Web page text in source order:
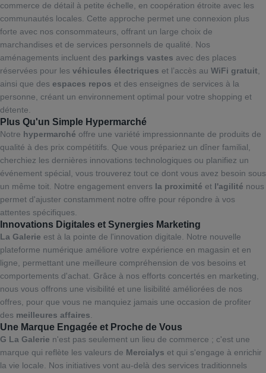
commerce de détail à petite échelle, en coopération étroite avec les
communautés locales. Cette approche permet une connexion plus
forte avec nos consommateurs, offrant un large choix de
marchandises et de services personnels de qualité. Nos
aménagements incluent des parkings vastes avec des places
réservées pour les véhicules électriques et l’accès au WiFi gratuit
ainsi que des espaces repos et des enseignes de services à la
personne, créant un environnement optimal pour votre shopping et
détente.
Plus Qu'un Simple Hypermarché
Notre hypermarché offre une variété impressionnante de produits de
qualité à des prix compétitifs. Que vous prépariez un dîner familial,
cherchiez les dernières innovations technologiques ou planifiez un
événement spécial, vous trouverez tout ce dont vous avez besoin sous
un même toit. Notre engagement envers la proximité et l'agilité nous
permet d'ajuster constamment notre offre pour répondre à vos
attentes spécifiques.
Innovations Digitales et Synergies Marketing
La Galerie est à la pointe de l'innovation digitale. Notre nouvelle
plateforme numérique améliore votre expérience en magasin et en
ligne, permettant une meilleure compréhension de vos besoins et
comportements d'achat. Grâce à nos efforts concertés en marketing,
nous vous offrons une visibilité et une lisibilité améliorées de nos
offres, pour que vous ne manquiez jamais une occasion de profiter
des meilleures affaires
Une Marque Engagée et Proche de Vous
G La Galerie n'est pas seulement un lieu de commerce ; c'est une
marque qui reflète les valeurs de Mercialys et qui s'engage à enrichir
la vie locale. Nos initiatives vont au-delà des services traditionnels